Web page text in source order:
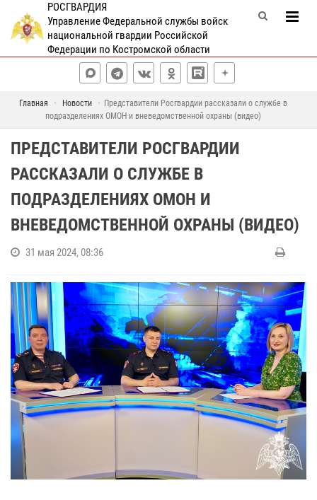
РОСГВАРДИЯ
Управление Федеральной службы войск
национальной гвардии Российской
Федерации по Костромской области
Главная Новости
Представители Росгвардии рассказали о службе в
подразделениях ОМОН и вневедомственной охраны (видео)
ПРЕДСТАВИТЕЛИ РОСГВАРДИИ
РАССКАЗАЛИ О СЛУЖБЕ В
ПОДРАЗДЕЛЕНИЯХ ОМОН И
ВНЕВЕДОМСТВЕННОЙ ОХРАНЫ (ВИДЕО)
31 мая 2024, 08:36